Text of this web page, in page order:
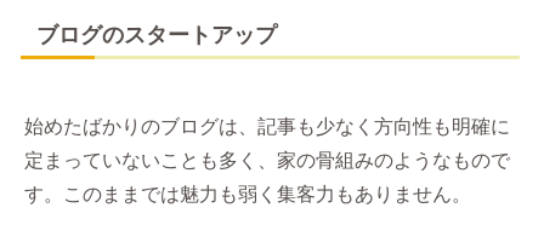
ブログのスタートアップ
始めたばかりのブログは、記事も少なく方向性も明確に
定まっていないことも多く、家の骨組みのようなもので
す。このままでは魅力も弱く集客力もありません。